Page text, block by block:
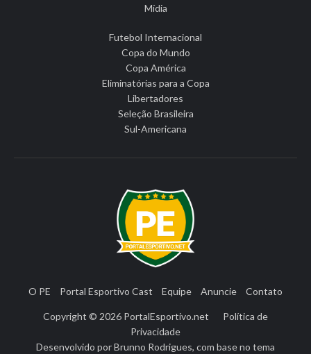
Mídia
Futebol Internacional
Copa do Mundo
Copa América
Eliminatórias para a Copa
Libertadores
Seleção Brasileira
Sul-Americana
O PE Portal Esportivo Cast Equipe Anuncie Contato
Copyright © 2026 PortalEsportivo.net
Política de
Privacidade
Desenvolvido porBrunno Rodrigues, com base no tema